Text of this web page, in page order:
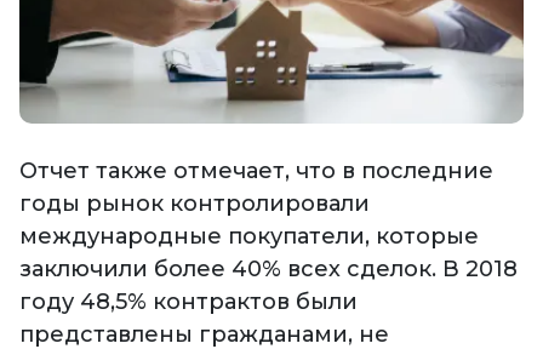
Отчет также отмечает, что в последние
годы рынок контролировали
международные покупатели, которые
заключили более 40% всех сделок. В 2018
году 48,5% контрактов были
представлены гражданами, не